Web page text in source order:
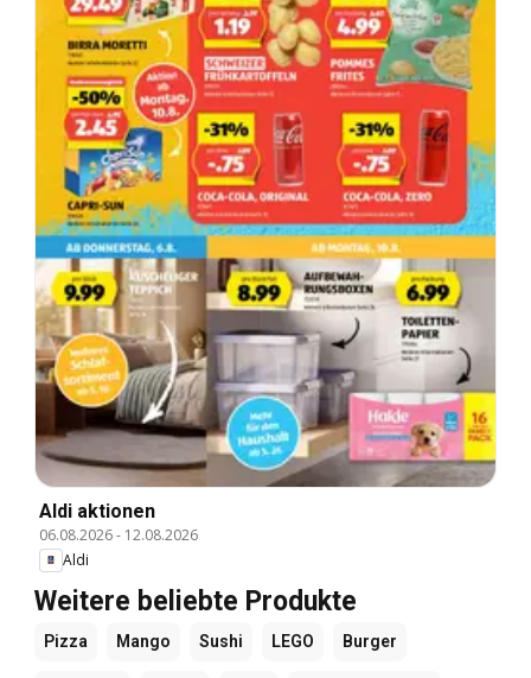
Aldi aktionen
06.08.2026- 12.08.2026
Aldi
Weitere beliebte Produkte
Pizza Mango Sushi LEGO Burger